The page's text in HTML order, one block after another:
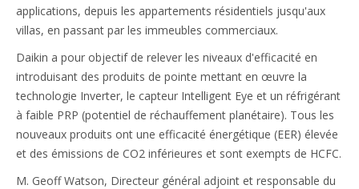
applications, depuis les appartements résidentiels jusqu'aux
villas, en passant par les immeubles commerciaux.
Daikin a pour objectif de relever les niveaux d'efficacité en
introduisant des produits de pointe mettant en œuvre la
technologie Inverter, le capteur Intelligent Eye et un réfrigérant
à faible PRP (potentiel de réchauffement planétaire). Tous les
nouveaux produits ont une efficacité énergétique (EER) élevée
et des émissions de CO2 inférieures et sont exempts de HCFC.
M. Geoff Watson, Directeur général adjoint et responsable du